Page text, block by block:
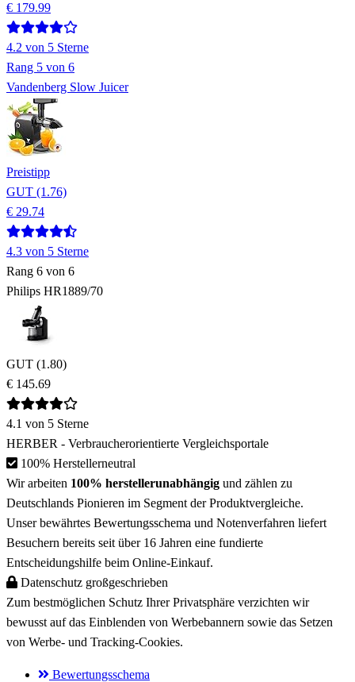
€ 179.99
4.2 von 5 Sterne
Rang 5 von 6
Vandenberg Slow Juicer
Preistipp
GUT (1.76)
€ 29.74
4.3 von 5 Sterne
Rang 6 von 6
Philips HR1889/70
GUT (1.80)
€ 145.69
4.1 von 5 Sterne
HERBER - Verbraucherorientierte Vergleichsportale
100% Herstellerneutral
Wir arbeiten 100% herstellerunabhängig und zählen zu
Deutschlands Pionieren im Segment der Produktvergleiche.
Unser bewährtes Bewertungsschema und Notenverfahren liefert
Besuchern bereits seit über 16 Jahren eine fundierte
Entscheidungshilfe beim Online-Einkauf.
Datenschutz großgeschrieben
Zum bestmöglichen Schutz Ihrer Privatsphäre verzichten wir
bewusst auf das Einblenden von Werbebannern sowie das Setzen
von Werbe- und Tracking-Cookies.
Bewertungsschema